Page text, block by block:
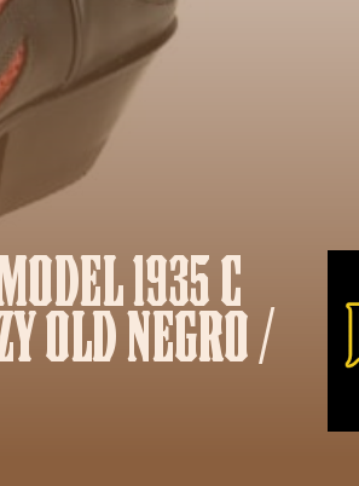
1935 C
OLD NEGRO /